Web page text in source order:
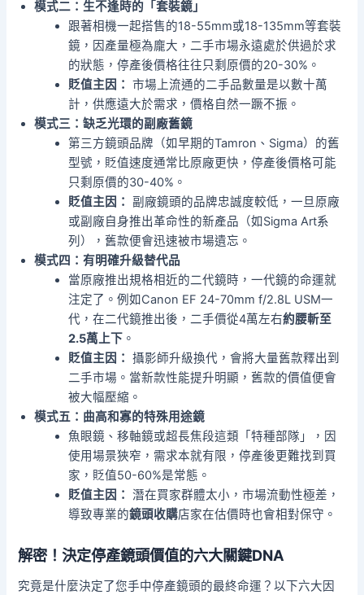
模式二：生不逢時的「套裝鏡」
跟著相機一起搭售的18-55mm或18-135mm等套裝
鏡，因產量極為龐大，二手市場永遠處於供過於求
的狀態，停產後價格往往只剩原價的20-30%。
貶值主因： 市場上流通的二手品數量是以數十萬
計，供應遠大於需求，價格自然一蹶不振。
模式三：缺乏光環的副廠舊鏡
第三方鏡頭品牌（如早期的Tamron、Sigma）的舊
型號，貶值速度通常比原廠更快，停產後價格可能
只剩原價的30-40%。
貶值主因：
副廠鏡頭的品牌忠誠度較低，一旦原廠
或副廠自身推出革命性的新產品（如Sigma Art系
列），舊款便會迅速被市場遺忘。
模式四：有明確升級替代品
當原廠推出規格相近的二代鏡時，一代鏡的命運就
注定了。例如Canon EF 24-70mm f/2.8L USM一
代，在二代鏡推出後，二手價從4萬左右約腰斬至
2.5萬上下 。
貶值主因： 攝影師升級換代，會將大量舊款釋出到
二手市場。當新款性能提升明顯，舊款的價值便會
被大幅壓縮。
模式五：曲高和寡的特殊用途鏡
魚眼鏡、移軸鏡或超長焦段這類「特種部隊」，因
使用場景狹窄，需求本就有限，停產後更難找到買
家，貶值50-60%是常態。
貶值主因： 潛在買家群體太小，市場流動性極差，
導致專業的鏡頭收購店家在估價時也會相對保守。
解密！決定停產鏡頭價值的六大關鍵DNA
究竟是什麼決定了您手中停產鏡頭的最終命運？以下六大因